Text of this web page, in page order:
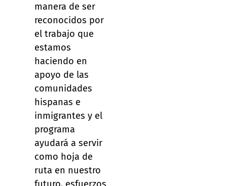
manera de ser
reconocidos por
el trabajo que
estamos
haciendo en
apoyo de las
comunidades
hispanas e
inmigrantes y el
programa
ayudará a servir
como hoja de
ruta en nuestro